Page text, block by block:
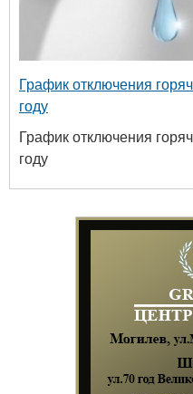
График отключения
году
График отключения
году